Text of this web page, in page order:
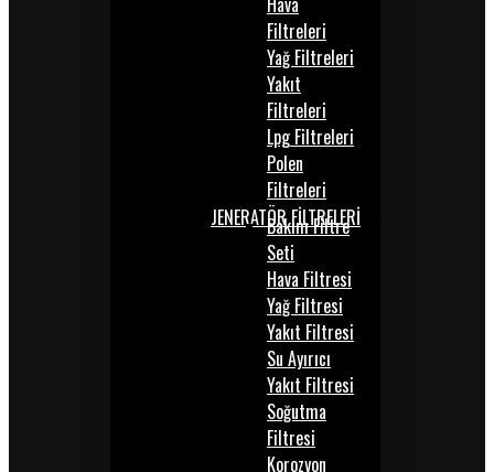
Filtreleri
Yağ Filtreleri
Yakıt
Filtreleri
Lpg Filtreleri
Polen
Filtreleri
JENERATÖR FİLTRELERİ
Bakım Filtre
Seti
Hava Filtresi
Yağ Filtresi
Yakıt Filtresi
Su Ayırıcı
Yakıt Filtresi
Soğutma
Filtresi
Korozyon